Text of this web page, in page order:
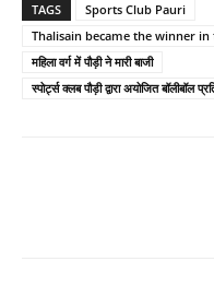
TAGS
Sports Club Pauri
Thalisain became the winner
महिला वर्ग में पौड़ी ने मारी बाजी
स्पोर्ट्स क्लब पौड़ी द्वारा अयोजित बॉलीबॉल